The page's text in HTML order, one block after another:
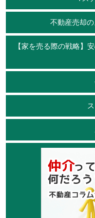
不動産売却の
【家を売る際の戦略】